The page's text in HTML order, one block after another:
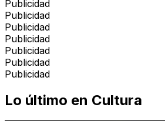
Publicidad
Publicidad
Publicidad
Publicidad
Publicidad
Publicidad
Publicidad
Lo último en Cultura